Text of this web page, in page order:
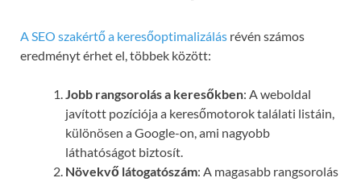
A SEO szakértő a keresőoptimalizálás révén számos
eredményt érhet el, többek között:
Jobb rangsorolás a keresőkben: A weboldal
javított pozíciója a keresőmotorok találati listáin,
különösen a Google-on, ami nagyobb
láthatóságot biztosít.
Növekvő látogatószám: A magasabb rangsorolás